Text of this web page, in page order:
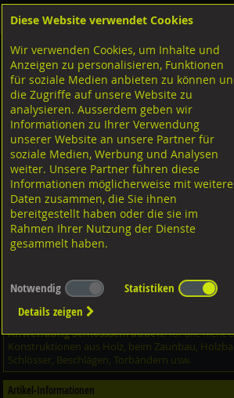
Shop Schrauben Diverse Schrauben
M-Gewinde
Diverse Ausführungen M-GewindeFlachrundschrauben
Flachrundschrauben mit 4kt. Ansatz und MU,
Stahl verzinkt M6x16
Anwendung Schlossschrauben:für alle nicht
Konstruktionen aus Holz, beim Zaunbau,
Schlösser, Beschlägen, Torbändern usw.
Artikel-Informationen
Diese Website verwendet Cookies
Wir verwenden Cookies, um Inhalte und
Anzeigen zu personalisieren, Funktionen
für soziale Medien anbieten zu können
die Zugriffe auf unsere Website zu
analysieren. Ausserdem geben wir
Informationen zu Ihrer Verwendung
unserer Website an unsere Partner für
soziale Medien, Werbung und Analysen
weiter. Unsere Partner führen diese
Informationen möglicherweise mit
Daten zusammen, die Sie ihnen
bereitgestellt haben oder die sie im
Rahmen Ihrer Nutzung der Dienste
gesammelt haben.
Notwendig Statistiken
Details zeigen